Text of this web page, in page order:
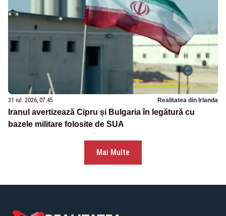
31 iul. 2026, 07:45 Realitatea din Irlanda
Iranul avertizează Cipru și Bulgaria în legătură cu
bazele militare folosite de SUA
Mai Multe